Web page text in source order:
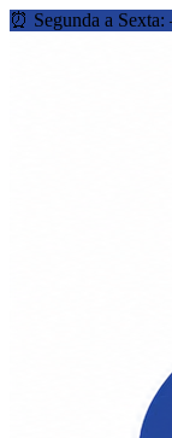
⏰ Segunda a